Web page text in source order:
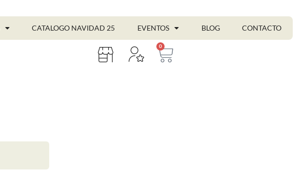
CATALOGO NAVIDAD 25 EVENTOS BLOG CONTACTO
0